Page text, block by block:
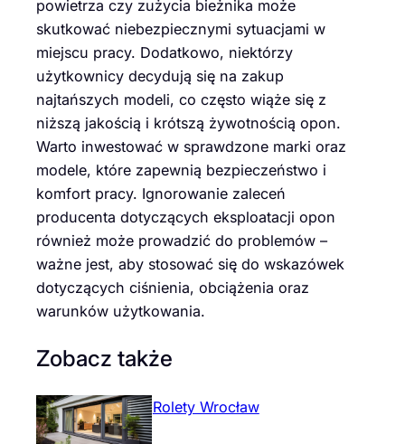
powietrza czy zużycia bieżnika może
skutkować niebezpiecznymi sytuacjami w
miejscu pracy. Dodatkowo, niektórzy
użytkownicy decydują się na zakup
najtańszych modeli, co często wiąże się z
niższą jakością i krótszą żywotnością opon.
Warto inwestować w sprawdzone marki oraz
modele, które zapewnią bezpieczeństwo i
komfort pracy. Ignorowanie zaleceń
producenta dotyczących eksploatacji opon
również może prowadzić do problemów –
ważne jest, aby stosować się do wskazówek
dotyczących ciśnienia, obciążenia oraz
warunków użytkowania.
Zobacz także
Rolety Wrocław